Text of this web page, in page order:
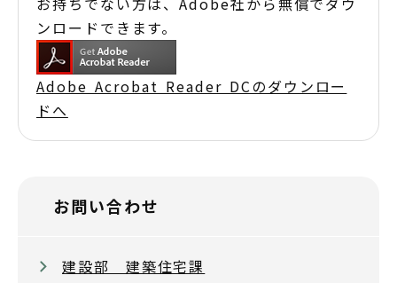
ンロードできます。
Adobe Acrobat Reader DCのダウンロー
ドへ
お問い合わせ
建設部 建築住宅課